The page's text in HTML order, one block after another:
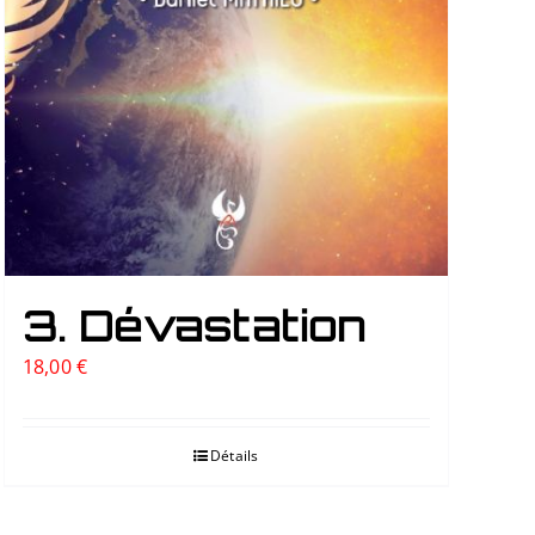
3. Dévastation
18,00€
Détails